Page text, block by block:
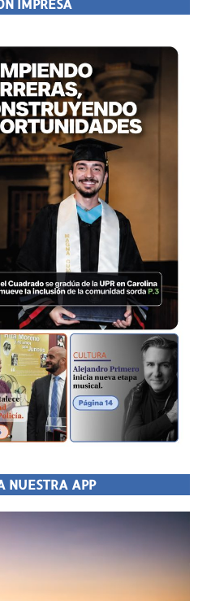
IMPRESA
NUESTRA APP